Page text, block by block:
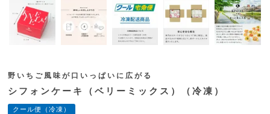
野いちご風味が口いっぱいに広がる
シフォンケーキ（ベリーミックス）（冷凍）
クール便（冷凍）